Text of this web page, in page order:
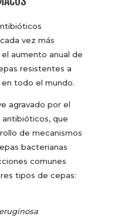
vez más
aumento anual de
resistentes a
todo el mundo.
agravado por el
que
de mecanismos
bacterianas
comunes
tipos de cepas: